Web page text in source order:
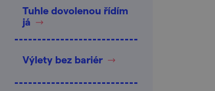
Tuhle dovolenou řídím
já
Výlety bez bariér